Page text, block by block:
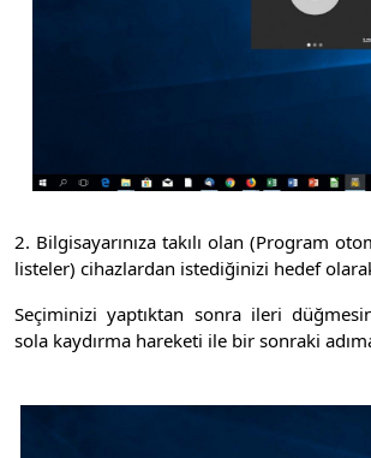
2. Bilgisayarınıza takılı olan (Program
listeler) cihazlardan istediğinizi hedef
Seçiminizi yaptıktan sonra ileri
sola kaydırma hareketi ile bir sonraki